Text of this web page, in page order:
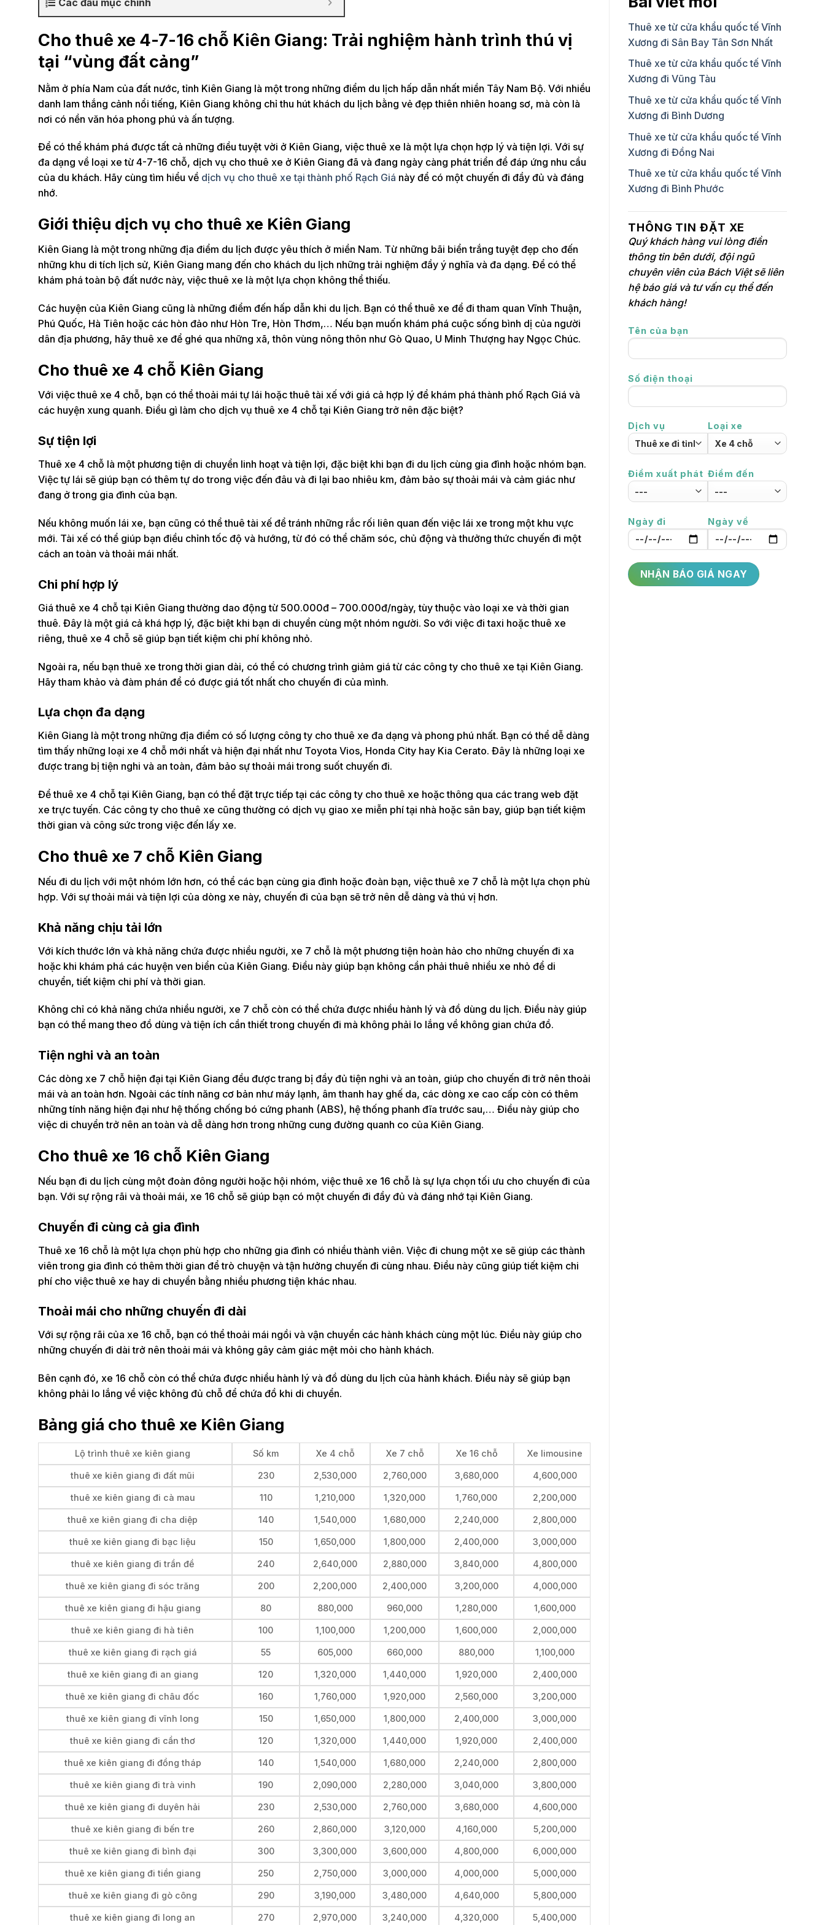
Các đầu mục chính
Cho thuê xe 4-7-16 chỗ Kiên Giang: Trải nghiệm hành trình thú vị
tại “vùng đất cảng”
Nằm ở phía Nam của đất nước, tỉnh Kiên Giang là một trong những điểm du lịch hấp dẫn nhất miền Tây Nam Bộ. Với nhiều
danh lam thắng cảnh nổi tiếng, Kiên Giang không chỉ thu hút khách du lịch bằng vẻ đẹp thiên nhiên hoang sơ, mà còn là
nơi có nền văn hóa phong phú và ấn tượng.
Để có thể khám phá được tất cả những điều tuyệt vời ở Kiên Giang, việc thuê xe là một lựa chọn hợp lý và tiện lợi. Với sự
đa dạng về loại xe từ 4-7-16 chỗ, dịch vụ cho thuê xe ở Kiên Giang đã và đang ngày càng phát triển để đáp ứng nhu cầu
của du khách. Hãy cùng tìm hiểu về dịch vụ cho thuê xe tại thành phố Rạch Giá này để có một chuyến đi đầy đủ và đáng
nhớ.
Giới thiệu dịch vụ cho thuê xe Kiên Giang
Kiên Giang là một trong những địa điểm du lịch được yêu thích ở miền Nam. Từ những bãi biển trắng tuyệt đẹp cho đến
những khu di tích lịch sử, Kiên Giang mang đến cho khách du lịch những trải nghiệm đầy ý nghĩa và đa dạng. Để có thể
khám phá toàn bộ đất nước này, việc thuê xe là một lựa chọn không thể thiếu.
Các huyện của Kiên Giang cũng là những điểm đến hấp dẫn khi du lịch. Bạn có thể thuê xe để đi tham quan Vĩnh Thuận,
Phú Quốc, Hà Tiên hoặc các hòn đảo như Hòn Tre, Hòn Thơm,… Nếu bạn muốn khám phá cuộc sống bình dị của người
dân địa phương, hãy thuê xe để ghé qua những xã, thôn vùng nông thôn như Gò Quao, U Minh Thượng hay Ngọc Chúc.
Cho thuê xe 4 chỗ Kiên Giang
Với việc thuê xe 4 chỗ, bạn có thể thoải mái tự lái hoặc thuê tài xế với giá cả hợp lý để khám phá thành phố Rạch Giá và
các huyện xung quanh. Điều gì làm cho dịch vụ thuê xe 4 chỗ tại Kiên Giang trở nên đặc biệt?
Sự tiện lợi
Thuê xe 4 chỗ là một phương tiện di chuyển linh hoạt và tiện lợi, đặc biệt khi bạn đi du lịch cùng gia đình hoặc nhóm bạn.
Việc tự lái sẽ giúp bạn có thêm tự do trong việc đến đâu và đi lại bao nhiêu km, đảm bảo sự thoải mái và cảm giác như
đang ở trong gia đình của bạn.
Nếu không muốn lái xe, bạn cũng có thể thuê tài xế để tránh những rắc rối liên quan đến việc lái xe trong một khu vực
mới. Tài xế có thể giúp bạn điều chỉnh tốc độ và hướng, từ đó có thể chăm sóc, chủ động và thưởng thức chuyến đi một
cách an toàn và thoải mái nhất.
Chi phí hợp lý
Giá thuê xe 4 chỗ tại Kiên Giang thường dao động từ 500.000đ – 700.000đ/ngày, tùy thuộc vào loại xe và thời gian
thuê. Đây là một giá cả khá hợp lý, đặc biệt khi bạn di chuyển cùng một nhóm người. So với việc đi taxi hoặc thuê xe
riêng, thuê xe 4 chỗ sẽ giúp bạn tiết kiệm chi phí không nhỏ.
Ngoài ra, nếu bạn thuê xe trong thời gian dài, có thể có chương trình giảm giá từ các công ty cho thuê xe tại Kiên Giang.
Hãy tham khảo và đàm phán để có được giá tốt nhất cho chuyến đi của mình.
Lựa chọn đa dạng
Kiên Giang là một trong những địa điểm có số lượng công ty cho thuê xe đa dạng và phong phú nhất. Bạn có thể dễ dàng
tìm thấy những loại xe 4 chỗ mới nhất và hiện đại nhất như Toyota Vios, Honda City hay Kia Cerato. Đây là những loại xe
được trang bị tiện nghi và an toàn, đảm bảo sự thoải mái trong suốt chuyến đi.
Để thuê xe 4 chỗ tại Kiên Giang, bạn có thể đặt trực tiếp tại các công ty cho thuê xe hoặc thông qua các trang web đặt
xe trực tuyến. Các công ty cho thuê xe cũng thường có dịch vụ giao xe miễn phí tại nhà hoặc sân bay, giúp bạn tiết kiệm
thời gian và công sức trong việc đến lấy xe.
Cho thuê xe 7 chỗ Kiên Giang
Nếu đi du lịch với một nhóm lớn hơn, có thể các bạn cùng gia đình hoặc đoàn bạn, việc thuê xe 7 chỗ là một lựa chọn phù
hợp. Với sự thoải mái và tiện lợi của dòng xe này, chuyến đi của bạn sẽ trở nên dễ dàng và thú vị hơn.
Khả năng chịu tải lớn
Với kích thước lớn và khả năng chứa được nhiều người, xe 7 chỗ là một phương tiện hoàn hảo cho những chuyến đi xa
hoặc khi khám phá các huyện ven biển của Kiên Giang. Điều này giúp bạn không cần phải thuê nhiều xe nhỏ để di
chuyển, tiết kiệm chi phí và thời gian.
Không chỉ có khả năng chứa nhiều người, xe 7 chỗ còn có thể chứa được nhiều hành lý và đồ dùng du lịch. Điều này giúp
bạn có thể mang theo đồ dùng và tiện ích cần thiết trong chuyến đi mà không phải lo lắng về không gian chứa đồ.
Tiện nghi và an toàn
Các dòng xe 7 chỗ hiện đại tại Kiên Giang đều được trang bị đầy đủ tiện nghi và an toàn, giúp cho chuyến đi trở nên thoải
mái và an toàn hơn. Ngoài các tính năng cơ bản như máy lạnh, âm thanh hay ghế da, các dòng xe cao cấp còn có thêm
những tính năng hiện đại như hệ thống chống bó cứng phanh (ABS), hệ thống phanh đĩa trước sau,… Điều này giúp cho
việc di chuyển trở nên an toàn và dễ dàng hơn trong những cung đường quanh co của Kiên Giang.
Cho thuê xe 16 chỗ Kiên Giang
Nếu bạn đi du lịch cùng một đoàn đông người hoặc hội nhóm, việc thuê xe 16 chỗ là sự lựa chọn tối ưu cho chuyến đi của
bạn. Với sự rộng rãi và thoải mái, xe 16 chỗ sẽ giúp bạn có một chuyến đi đầy đủ và đáng nhớ tại Kiên Giang.
Chuyến đi cùng cả gia đình
Thuê xe 16 chỗ là một lựa chọn phù hợp cho những gia đình có nhiều thành viên. Việc đi chung một xe sẽ giúp các thành
viên trong gia đình có thêm thời gian để trò chuyện và tận hưởng chuyến đi cùng nhau. Điều này cũng giúp tiết kiệm chi
phí cho việc thuê xe hay di chuyển bằng nhiều phương tiện khác nhau.
Thoải mái cho những chuyến đi dài
Với sự rộng rãi của xe 16 chỗ, bạn có thể thoải mái ngồi và vận chuyển các hành khách cùng một lúc. Điều này giúp cho
những chuyến đi dài trở nên thoải mái và không gây cảm giác mệt mỏi cho hành khách.
Bên cạnh đó, xe 16 chỗ còn có thể chứa được nhiều hành lý và đồ dùng du lịch của hành khách. Điều này sẽ giúp bạn
không phải lo lắng về việc không đủ chỗ để chứa đồ khi di chuyển.
Bảng giá cho thuê xe Kiên Giang
Lộ trình thuê xe kiên giang Số km Xe 4 chỗ Xe 7 chỗ Xe 16 chỗ Xe limousine
thuê xe kiên giang đi đất mũi 230 2,530,000 2,760,000 3,680,000 4,600,000
thuê xe kiên giang đi cà mau 110 1,210,000 1,320,000 1,760,000 2,200,000
thuê xe kiên giang đi cha diệp 140 1,540,000 1,680,000 2,240,000 2,800,000
thuê xe kiên giang đi bạc liệu 150 1,650,000 1,800,000 2,400,000 3,000,000
thuê xe kiên giang đi trần đề 240 2,640,000 2,880,000 3,840,000 4,800,000
thuê xe kiên giang đi sóc trăng 200 2,200,000 2,400,000 3,200,000 4,000,000
thuê xe kiên giang đi hậu giang 80 880,000 960,000 1,280,000 1,600,000
thuê xe kiên giang đi hà tiên 100 1,100,000 1,200,000 1,600,000 2,000,000
thuê xe kiên giang đi rạch giá 55 605,000 660,000 880,000 1,100,000
thuê xe kiên giang đi an giang 120 1,320,000 1,440,000 1,920,000 2,400,000
thuê xe kiên giang đi châu đốc 160 1,760,000 1,920,000 2,560,000 3,200,000
thuê xe kiên giang đi vĩnh long 150 1,650,000 1,800,000 2,400,000 3,000,000
thuê xe kiên giang đi cần thơ 120 1,320,000 1,440,000 1,920,000 2,400,000
thuê xe kiên giang đi đồng tháp 140 1,540,000 1,680,000 2,240,000 2,800,000
thuê xe kiên giang đi trà vinh 190 2,090,000 2,280,000 3,040,000 3,800,000
thuê xe kiên giang đi duyên hải 230 2,530,000 2,760,000 3,680,000 4,600,000
thuê xe kiên giang đi bến tre 260 2,860,000 3,120,000 4,160,000 5,200,000
thuê xe kiên giang đi bình đại 300 3,300,000 3,600,000 4,800,000 6,000,000
thuê xe kiên giang đi tiền giang 250 2,750,000 3,000,000 4,000,000 5,000,000
thuê xe kiên giang đi gò công 290 3,190,000 3,480,000 4,640,000 5,800,000
thuê xe kiên giang đi long an 270 2,970,000 3,240,000 4,320,000 5,400,000
Thuê xe từ cửa khẩu quốc tế Vĩnh
Xương đi Sân Bay Tân Sơn Nhất
Thuê xe từ cửa khẩu quốc tế Vĩnh
Xương đi Vũng Tàu
Thuê xe từ cửa khẩu quốc tế Vĩnh
Xương đi Bình Dương
Thuê xe từ cửa khẩu quốc tế Vĩnh
Xương đi Đồng Nai
Thuê xe từ cửa khẩu quốc tế Vĩnh
Xương đi Bình Phước
THÔNG TIN ĐẶT XE
Quý khách hàng vui lòng điền
thông tin bên dưới, đội ngũ
chuyên viên của Bách Việt sẽ liên
hệ báo giá và tư vấn cụ thể đến
khách hàng!
Tên của bạn
Số điện thoại
Dịch vụ Loại xe
Điểm xuất phát Điểm đến
Ngày đi Ngày về